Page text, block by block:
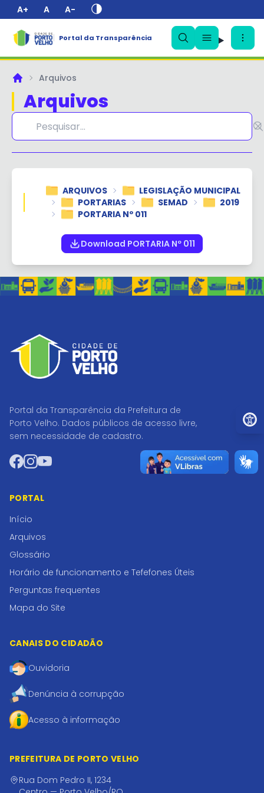
A+ A A-
Portal da Transparência
PrincipalArquivos
Arquivos
ARQUIVOS
LEGISLAÇÃO MUNICIPAL
PORTARIAS
SEMAD
2019
PORTARIA Nº 011
Download PORTARIA Nº 011
Portal da Transparência da Prefeitura de
Porto Velho. Dados públicos de acesso livre,
sem necessidade de cadastro.
Facebook
Instagram
YouTube
PORTAL
Início
Arquivos
Glossário
Horário de funcionamento e Tefefones Úteis
Perguntas frequentes
Mapa do Site
CANAIS DO CIDADÃO
Ouvidoria
Denúncia à corrupção
Acesso à informação
PREFEITURA DE PORTO VELHO
Rua Dom Pedro II, 1234
✕
Ir